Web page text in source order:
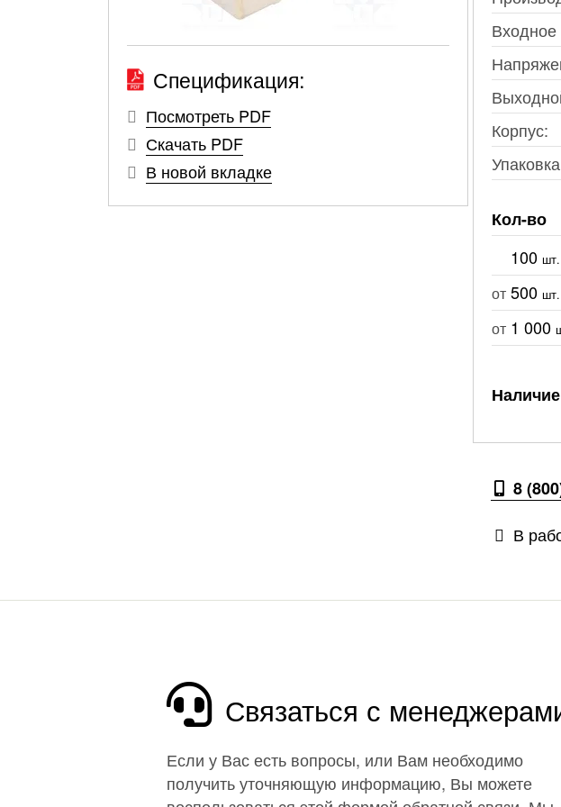
Спецификация:
Посмотреть PDF
Скачать PDF
В новой вкладке
Корпус:
Кол-во
100 шт.
от500 шт.
от1 000
8
В
Связаться с
Если у Вас есть вопросы, или Вам необходимо
получить уточняющую информацию, Вы можете